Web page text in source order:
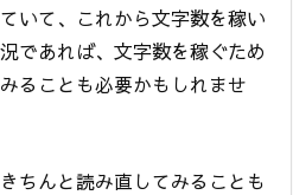
いて、これから文字数を稼い
であれば、文字数を稼ぐため
ることも必要かもしれませ
ちんと読み直してみることも